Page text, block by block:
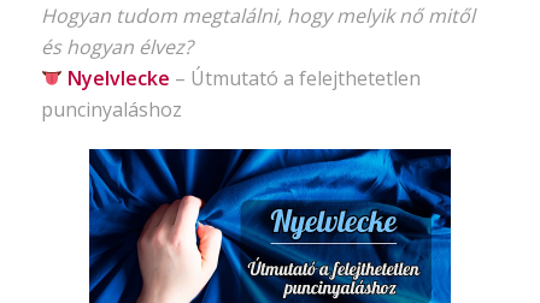
Hogyan tudom megtalálni, hogy melyik nő mitől
és hogyan élvez?
Nyelvlecke – Útmutató a felejthetetlen
puncinyaláshoz